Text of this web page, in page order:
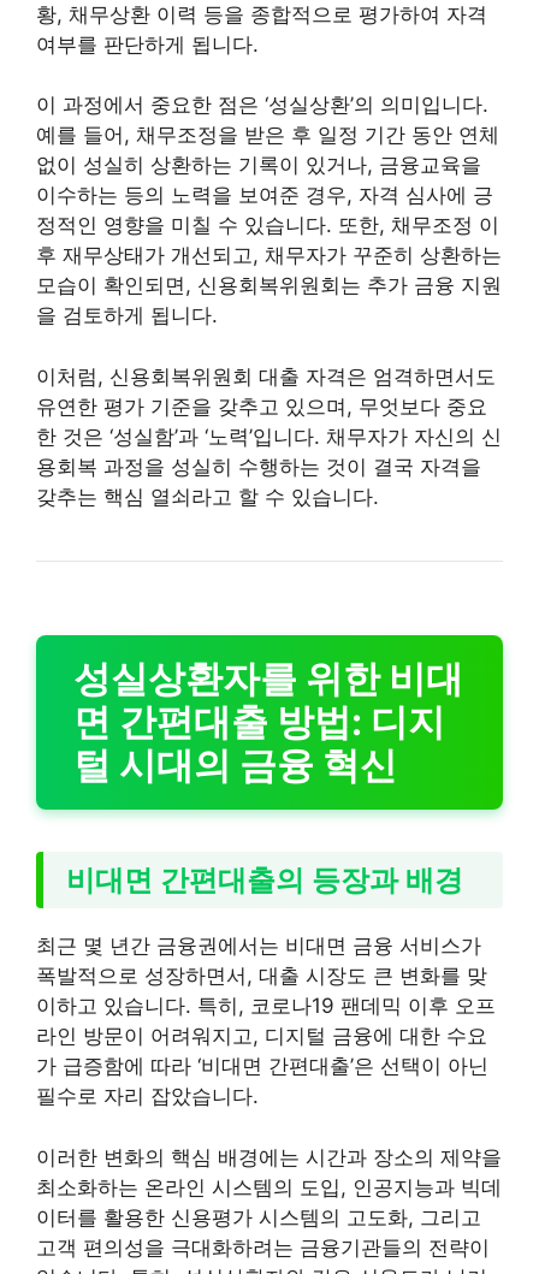
황, 채무상환 이력 등을 종합적으로 평가하여 자격
여부를 판단하게 됩니다.
이 과정에서 중요한 점은 ‘성실상환’의 의미입니다.
예를 들어, 채무조정을 받은 후 일정 기간 동안 연체
없이 성실히 상환하는 기록이 있거나, 금융교육을
이수하는 등의 노력을 보여준 경우, 자격 심사에 긍
정적인 영향을 미칠 수 있습니다. 또한, 채무조정 이
후 재무상태가 개선되고, 채무자가 꾸준히 상환하는
모습이 확인되면, 신용회복위원회는 추가 금융 지원
을 검토하게 됩니다.
이처럼, 신용회복위원회 대출 자격은 엄격하면서도
유연한 평가 기준을 갖추고 있으며, 무엇보다 중요
한 것은 ‘성실함’과 ‘노력’입니다. 채무자가 자신의 신
용회복 과정을 성실히 수행하는 것이 결국 자격을
갖추는 핵심 열쇠라고 할 수 있습니다.
성실상환자를 위한 비대
면 간편대출 방법: 디지
털 시대의 금융 혁신
비대면 간편대출의 등장과 배경
최근 몇 년간 금융권에서는 비대면 금융 서비스가
폭발적으로 성장하면서, 대출 시장도 큰 변화를 맞
이하고 있습니다. 특히, 코로나19 팬데믹 이후 오프
라인 방문이 어려워지고, 디지털 금융에 대한 수요
가 급증함에 따라 ‘비대면 간편대출’은 선택이 아닌
필수로 자리 잡았습니다.
이러한 변화의 핵심 배경에는 시간과 장소의 제약을
최소화하는 온라인 시스템의 도입, 인공지능과 빅데
이터를 활용한 신용평가 시스템의 고도화, 그리고
고객 편의성을 극대화하려는 금융기관들의 전략이